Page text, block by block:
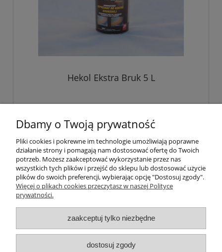
Hekol Ekstra Bruk 5 L
do koszyka
Pomoc
Moje konto
Płatności i dostawa
Dbamy o Twoją prywatność
Pliki cookies i pokrewne im technologie umożliwiają poprawne
działanie strony i pomagają nam dostosować ofertę do Twoich
potrzeb. Możesz zaakceptować wykorzystanie przez nas
wszystkich tych plików i przejść do sklepu lub dostosować użycie
plików do swoich preferencji, wybierając opcję "Dostosuj zgody".
Więcej o plikach cookies przeczytasz w naszej Polityce
prywatności.
zaakceptuj tylko niezbędne
dostosuj zgody